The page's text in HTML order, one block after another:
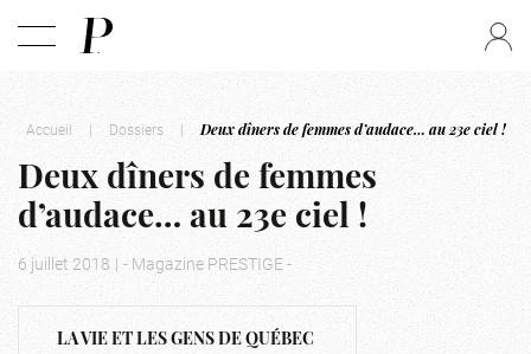
Accueil | Dossiers | Deux dîners de femmes d’audace… au 23e ciel !
Deux dîners de femmes
d’audace… au 23e ciel !
6 juillet 2018 | - Magazine PRESTIGE -
LA VIE ET LES GENS DE QUÉBEC